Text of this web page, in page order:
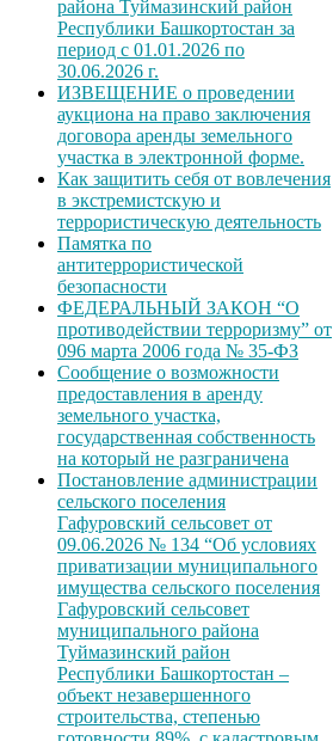
района Туймазинский район
Республики Башкортостан за
период с 01.01.2026 по
30.06.2026 г.
ИЗВЕЩЕНИЕ о проведении
аукциона на право заключения
договора аренды земельного
участка в электронной форме.
Как защитить себя от вовлечения
в экстремистскую и
террористическую деятельность
Памятка по
антитеррористической
безопасности
ФЕДЕРАЛЬНЫЙ ЗАКОН “О
противодействии терроризму” от
096 марта 2006 года № 35-ФЗ
Сообщение о возможности
предоставления в аренду
земельного участка,
государственная собственность
на который не разграничена
Постановление администрации
сельского поселения
Гафуровский сельсовет от
09.06.2026 № 134 “Об условиях
приватизации муниципального
имущества сельского поселения
Гафуровский сельсовет
муниципального района
Туймазинский район
Республики Башкортостан –
объект незавершенного
строительства, степенью